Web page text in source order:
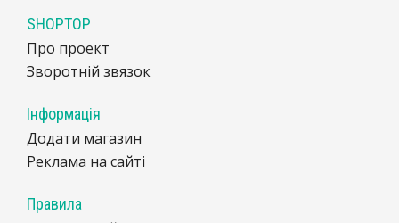
SHOPTOP
Про проект
Зворотній звязок
Інформація
Додати магазин
Реклама на сайті
Правила